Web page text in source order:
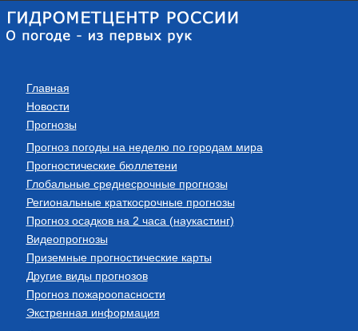
Главная
Новости
Прогнозы
Прогноз погоды на неделю по городам мира
Прогностические бюллетени
Глобальные среднесрочные прогнозы
Региональные краткосрочные прогнозы
Прогноз осадков на 2 часа (наукастинг)
Видеопрогнозы
Приземные прогностические карты
Другие виды прогнозов
Прогноз пожароопасности
Экстренная информация